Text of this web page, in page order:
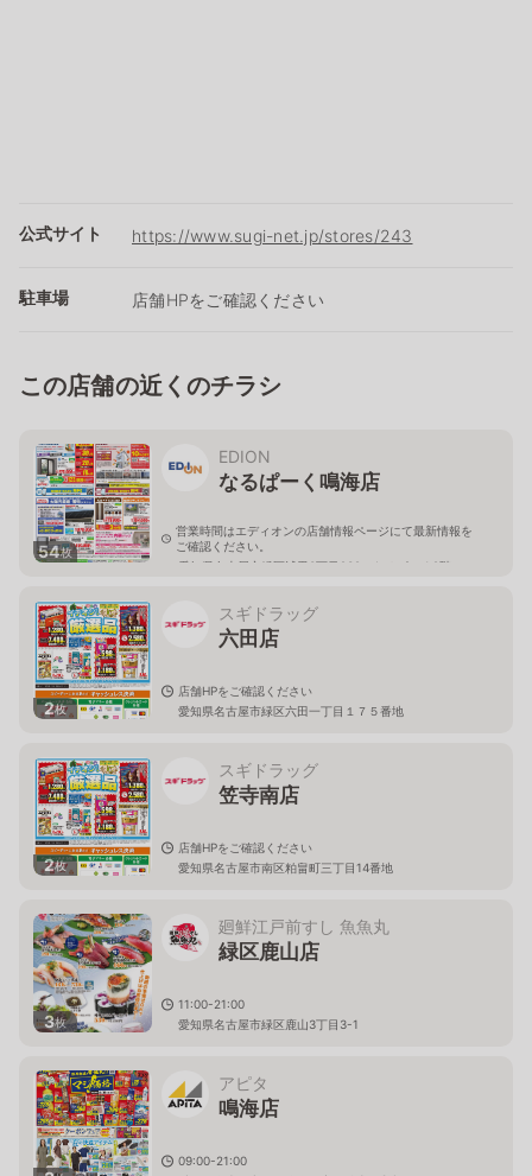
公式サイト https://www.sugi-net.jp/stores/243
駐車場 店舗HPをご確認ください
この店舗の近くのチラシ
54枚
EDION
なるぱーく鳴海店
営業時間はエディオンの店舗情報ページにて最新情報を
ご確認ください。
愛知県名古屋市緑区浦里3丁目232 なるぱーく2階
2枚
スギドラッグ
六田店
店舗HPをご確認ください
愛知県名古屋市緑区六田一丁目１７５番地
2枚
スギドラッグ
笠寺南店
店舗HPをご確認ください
愛知県名古屋市南区粕畠町三丁目14番地
3枚
廻鮮江戸前すし 魚魚丸
緑区鹿山店
11:00-21:00
愛知県名古屋市緑区鹿山3丁目3-1
アピタ
鳴海店
09:00-21:00